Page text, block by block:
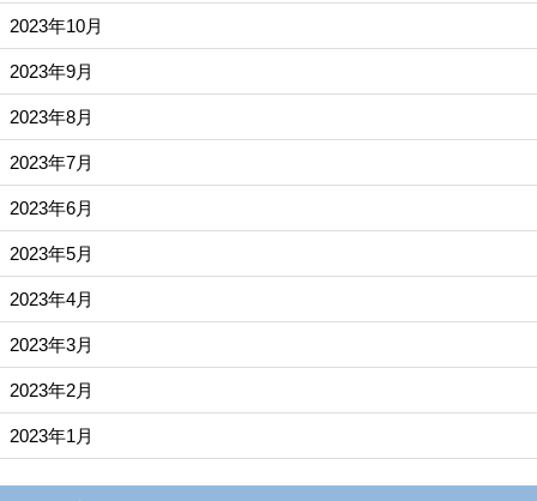
2023年10月
2023年9月
2023年8月
2023年7月
2023年6月
2023年5月
2023年4月
2023年3月
2023年2月
2023年1月